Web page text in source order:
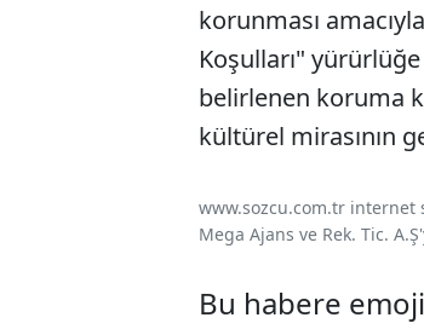
korunması
Koşulları"
belirlenen koruma
kültürel mirasının
www.sozcu.com.tr internet
Mega Ajans ve Rek. Tic.
Bu habere